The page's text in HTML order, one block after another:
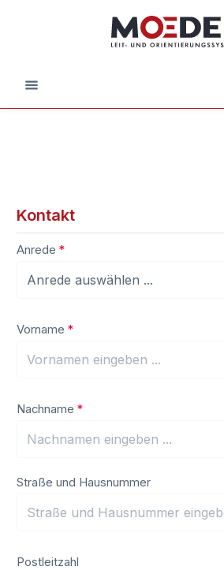
Zum Hauptinhalt springen
Kontakt
Anrede *
Vorname *
Nachname *
Straße und Hausnummer
Postleitzahl